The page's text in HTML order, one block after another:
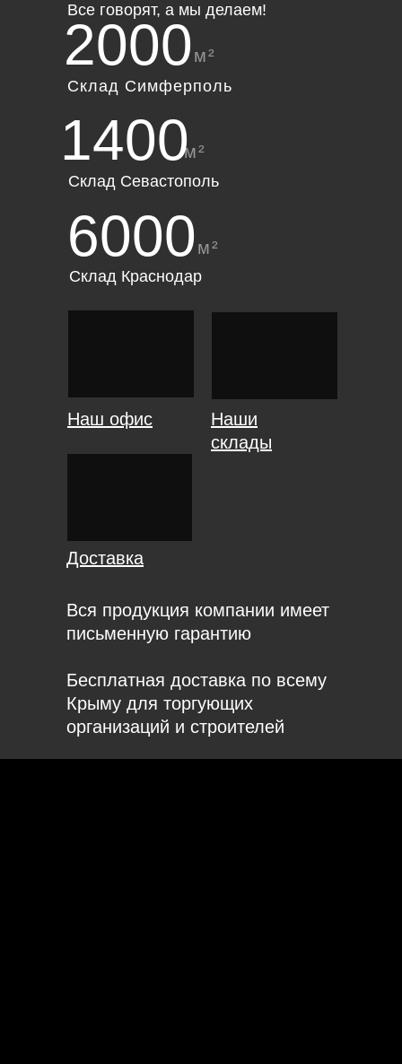
Все говорят, а мы делаем!
Склад Симферполь
Склад Севастополь
Склад Краснодар
Вся продукция компании имеет
письменную гарантию
Бесплатная доставка по всему
Крыму для торгующих
организаций и строителей
2000 м²
1400
6000
м²
м²
Наш офис
Наши
склады
Доставка